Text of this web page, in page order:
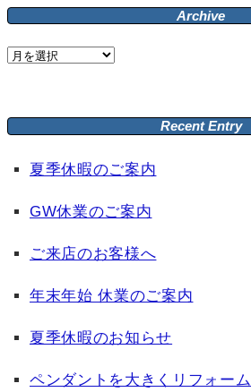
Archive
Archive
Recent Entry
夏季休暇のご案内
GW休業のご案内
ご来店のお客様へ
年末年始 休業のご案内
夏季休暇のお知らせ
ペンダントを大きくリフォーム